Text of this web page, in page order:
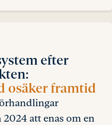
efter
osäker framtid
att enas om en